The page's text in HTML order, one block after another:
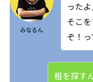
みなるん
った
そこ
ぞ！
粗を探す